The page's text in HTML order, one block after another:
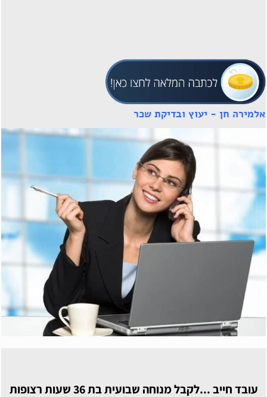
אלמירה חן - יעוץ ובדיקת שכר
עובד חייב ...לקבל מנוחה שבועית בת 36 שעות רצופות